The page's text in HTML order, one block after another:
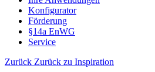
Konfigurator
Förderung
§14a EnWG
Service
Zurück Zurück zu Inspiration